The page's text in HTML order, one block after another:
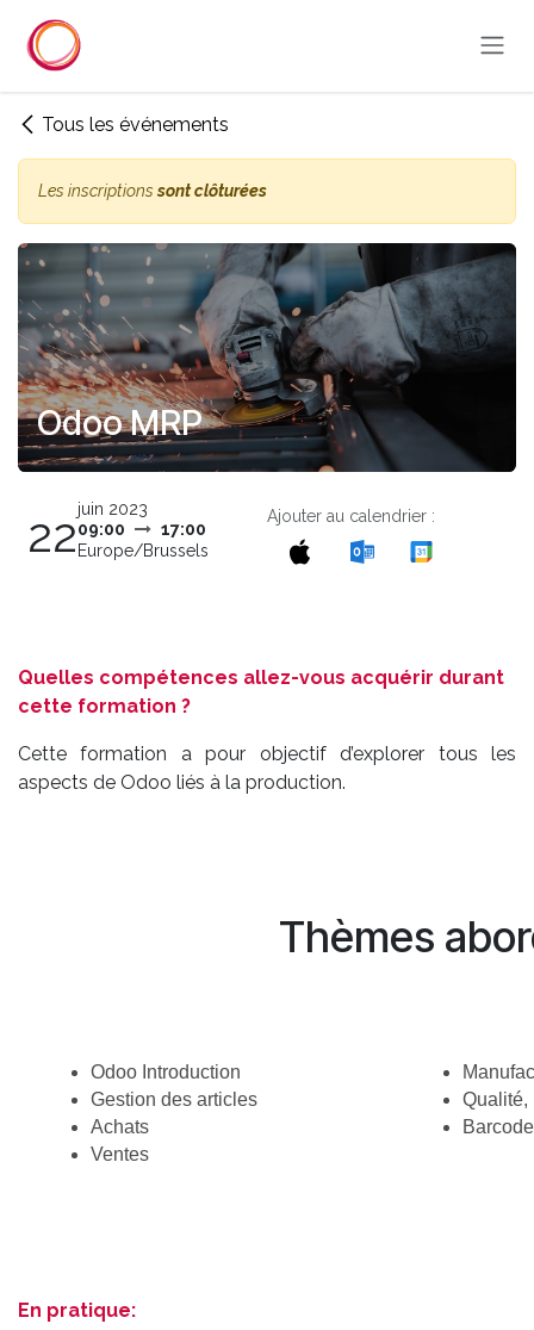
Tous les événements
Les inscriptionssont clôturées
Odoo MRP
22juin 2023
09:00
17:00
Europe/Brussels
Ajouter au calendrier :
Quelles compétences allez-vous acquérir durant
cette formation ?
Cette formation a pour objectif d’explorer tous les
aspects de Odoo liés à la production.
Thèmes
Odoo Introduction
Gestion des articles
Achats
Ventes
Qualité,
En pratique: